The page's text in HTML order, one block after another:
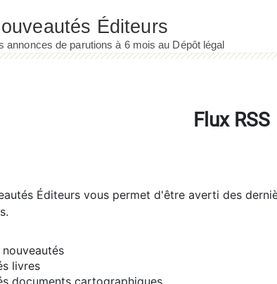
Flux RSS
Éditeurs vous permet d'être averti des
livres
documents cartographiques